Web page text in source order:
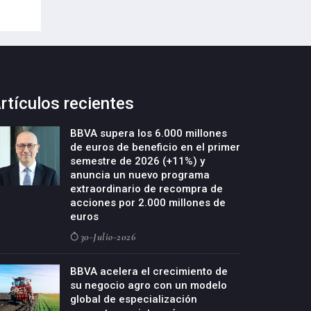
recientes
BBVA supera los 6.000 millones
de euros de beneficio en el primer
semestre de 2026 (+11%) y
anuncia un nuevo programa
extraordinario de recompra de
acciones por 2.000 millones de
euros
30-Julio-2026
BBVA acelera el crecimiento de
su negocio agro con un modelo
global de especialización